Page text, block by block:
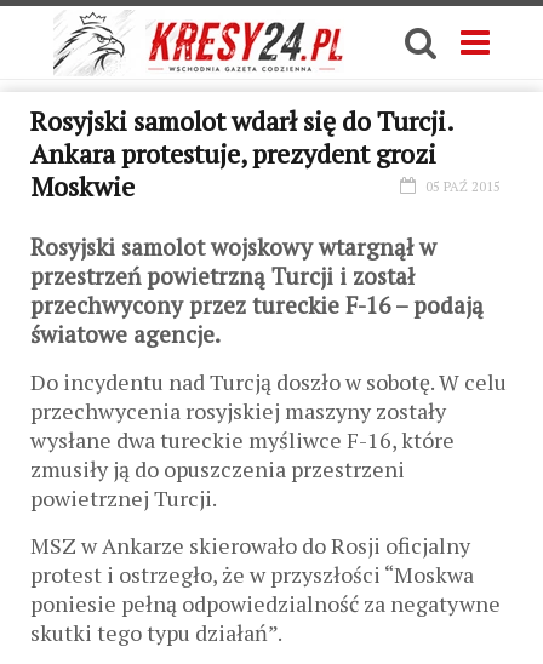
Rosyjski samolot wdarł się do Turcji.
Ankara protestuje, prezydent grozi
Moskwie
05 PAŹ 2015
Rosyjski samolot wojskowy wtargnął w
przestrzeń powietrzną Turcji i został
przechwycony przez tureckie F-16 – podają
światowe agencje.
Do incydentu nad Turcją doszło w sobotę. W celu
przechwycenia rosyjskiej maszyny zostały
wysłane dwa tureckie myśliwce F-16, które
zmusiły ją do opuszczenia przestrzeni
powietrznej Turcji.
MSZ w Ankarze skierowało do Rosji oficjalny
protest i ostrzegło, że w przyszłości “Moskwa
poniesie pełną odpowiedzialność za negatywne
skutki tego typu działań”.